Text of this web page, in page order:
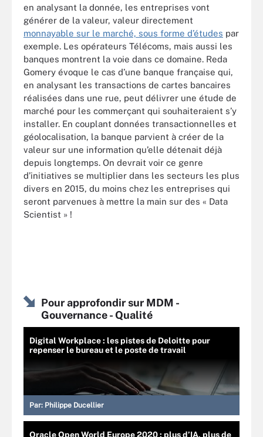
en analysant la donnée, les entreprises vont
générer de la valeur, valeur directement
monnayable sur le marché, sous forme d’études par
exemple. Les opérateurs Télécoms, mais aussi les
banques montrent la voie dans ce domaine. Reda
Gomery évoque le cas d’une banque française qui,
en analysant les transactions de cartes bancaires
réalisées dans une rue, peut délivrer une étude de
marché pour les commerçant qui souhaiteraient s’y
installer. En couplant données transactionnelles et
géolocalisation, la banque parvient à créer de la
valeur sur une information qu’elle détenait déjà
depuis longtemps. On devrait voir ce genre
d’initiatives se multiplier dans les secteurs les plus
divers en 2015, du moins chez les entreprises qui
seront parvenues à mettre la main sur des « Data
Scientist » !
Pour approfondir sur MDM -
Gouvernance - Qualité
Digital Workplace : les pistes de Deloitte pour
repenser le bureau et le poste de travail
Par: Philippe Ducellier
Oracle Open World Europe 2020 : plus d’IA, plus de